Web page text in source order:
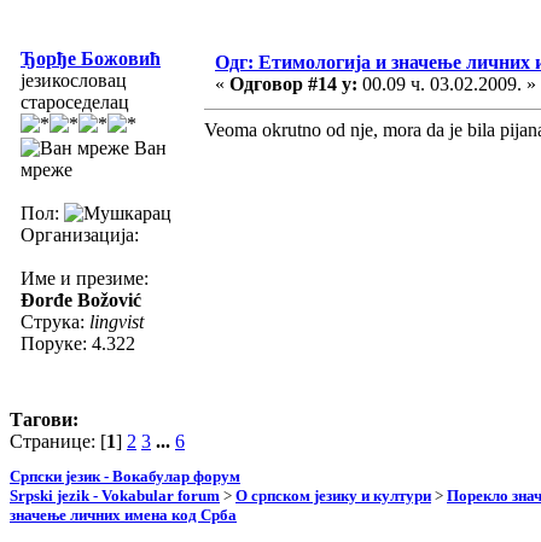
Ђорђе Божовић
језикословац
староседелац
Ван
мреже
Пол:
Организација:
Име и презиме:
Đorđe Božović
Струка: lingvist
Поруке: 4.322
Одг: Етимологија и значење личних
« Одговор #14 у: 00.09 ч. 03.02.2009. »
Veoma okrutno od nje, mora da je bila
Тагови:
Странице: [1] 2 3 ... 6
Српски језик - Вокабулар форум
Srpski jezik - Vokabular forum > О српском језику и култури > Порекло
значење личних имена код Срба